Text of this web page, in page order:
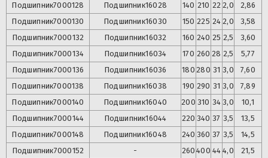
Подшипник7000128 Подшипник16028 140 210 22 2,0
2,86
Подшипник7000130 Подшипник16030 150 225 24 2,0
3,58
Подшипник7000132 Подшипник16032 160 240 25 2,5
3,60
Подшипник7000134 Подшипник16034 170 260 28 2,5
5,77
Подшипник7000136 Подшипник16036 180 280 31 3,0
7,60
Подшипник7000138 Подшипник16038 190 290 31 3,0
7,89
Подшипник7000140 Подшипник16040 200 310 34 3,0
10,1
Подшипник7000144 Подшипник16044 220 340 37 3,5
13,5
Подшипник7000148 Подшипник16048 240 360 37 3,5
14,5
Подшипник7000152 - 260 400 44 4,0
21,5